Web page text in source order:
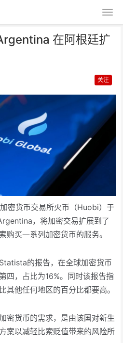
在阿根廷扩
关注
货币交易所火币（Huobi）于
，将加密交易扩展到了
购买一系列加密货币的服务。
的报告，在全球加密货币
四，占比为16%。同时该报告指
其他任何地区的百分比都要高。
货币的需求，是由该国对新生
案以减轻比索贬值带来的风险所
在阿